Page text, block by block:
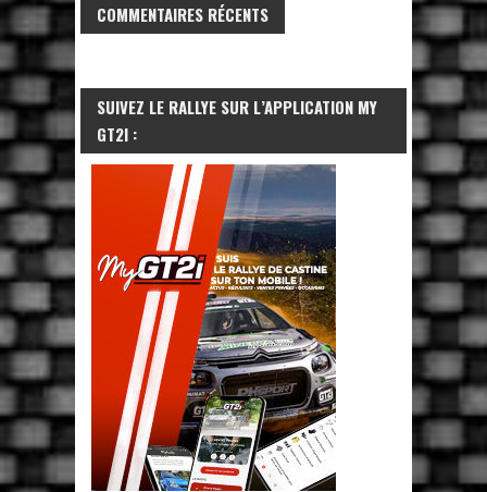
COMMENTAIRES RÉCENTS
SUIVEZ LE RALLYE SUR L’APPLICATION MY
GT2I :